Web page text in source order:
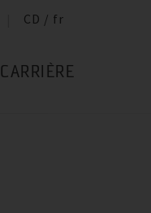
CD / fr
CARRIÈRE